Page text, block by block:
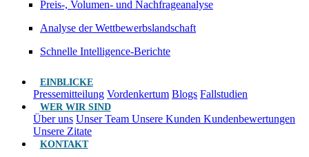
Preis-, Volumen- und Nachfrageanalyse
Analyse der Wettbewerbslandschaft
Schnelle Intelligence-Berichte
EINBLICKE
Pressemitteilung Vordenkertum Blogs Fallstudien
WER WIR SIND
Über uns Unser Team Unsere Kunden Kundenbewertungen
Unsere Zitate
KONTAKT